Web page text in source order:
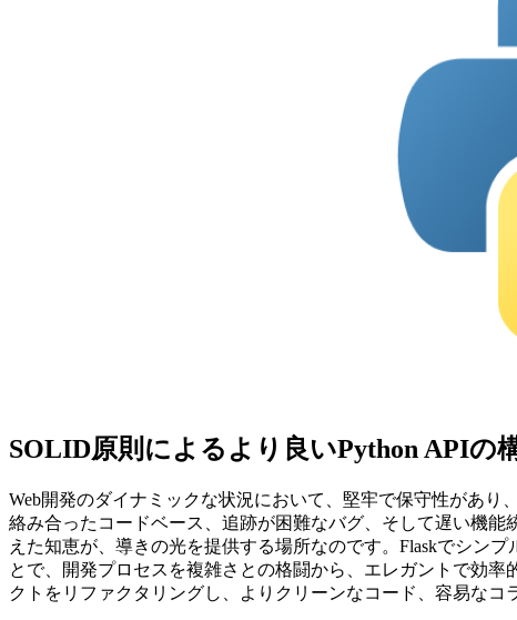
SOLID原則によるより良いPython APIの
Web開発のダイナミックな状況において、堅牢で保守性があ
絡み合ったコードベース、追跡が困難なバグ、そして遅い機
えた知恵が、導きの光を提供する場所なのです。Flaskでシン
とで、開発プロセスを複雑さとの格闘から、エレガントで効
クトをリファクタリングし、よりクリーンなコード、容易な